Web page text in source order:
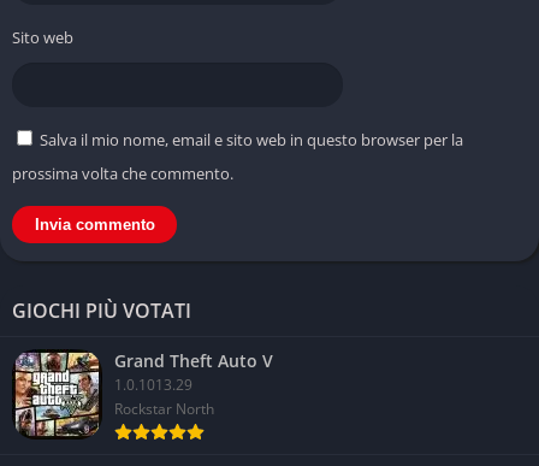
Sito web
Salva il mio nome, email e sito web in questo browser per la
prossima volta che commento.
GIOCHI PIÙ VOTATI
Grand Theft Auto V
1.0.1013.29
Rockstar North